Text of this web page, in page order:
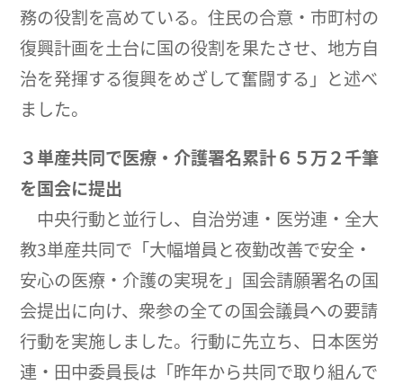
務の役割を高めている。住民の合意・市町村の
復興計画を土台に国の役割を果たさせ、地方自
治を発揮する復興をめざして奮闘する」と述べ
ました。
３単産共同で医療・介護署名累計６５万２千筆
を国会に提出
中央行動と並行し、自治労連・医労連・全大
教3単産共同で「大幅増員と夜勤改善で安全・
安心の医療・介護の実現を」国会請願署名の国
会提出に向け、衆参の全ての国会議員への要請
行動を実施しました。行動に先立ち、日本医労
連・田中委員長は「昨年から共同で取り組んで